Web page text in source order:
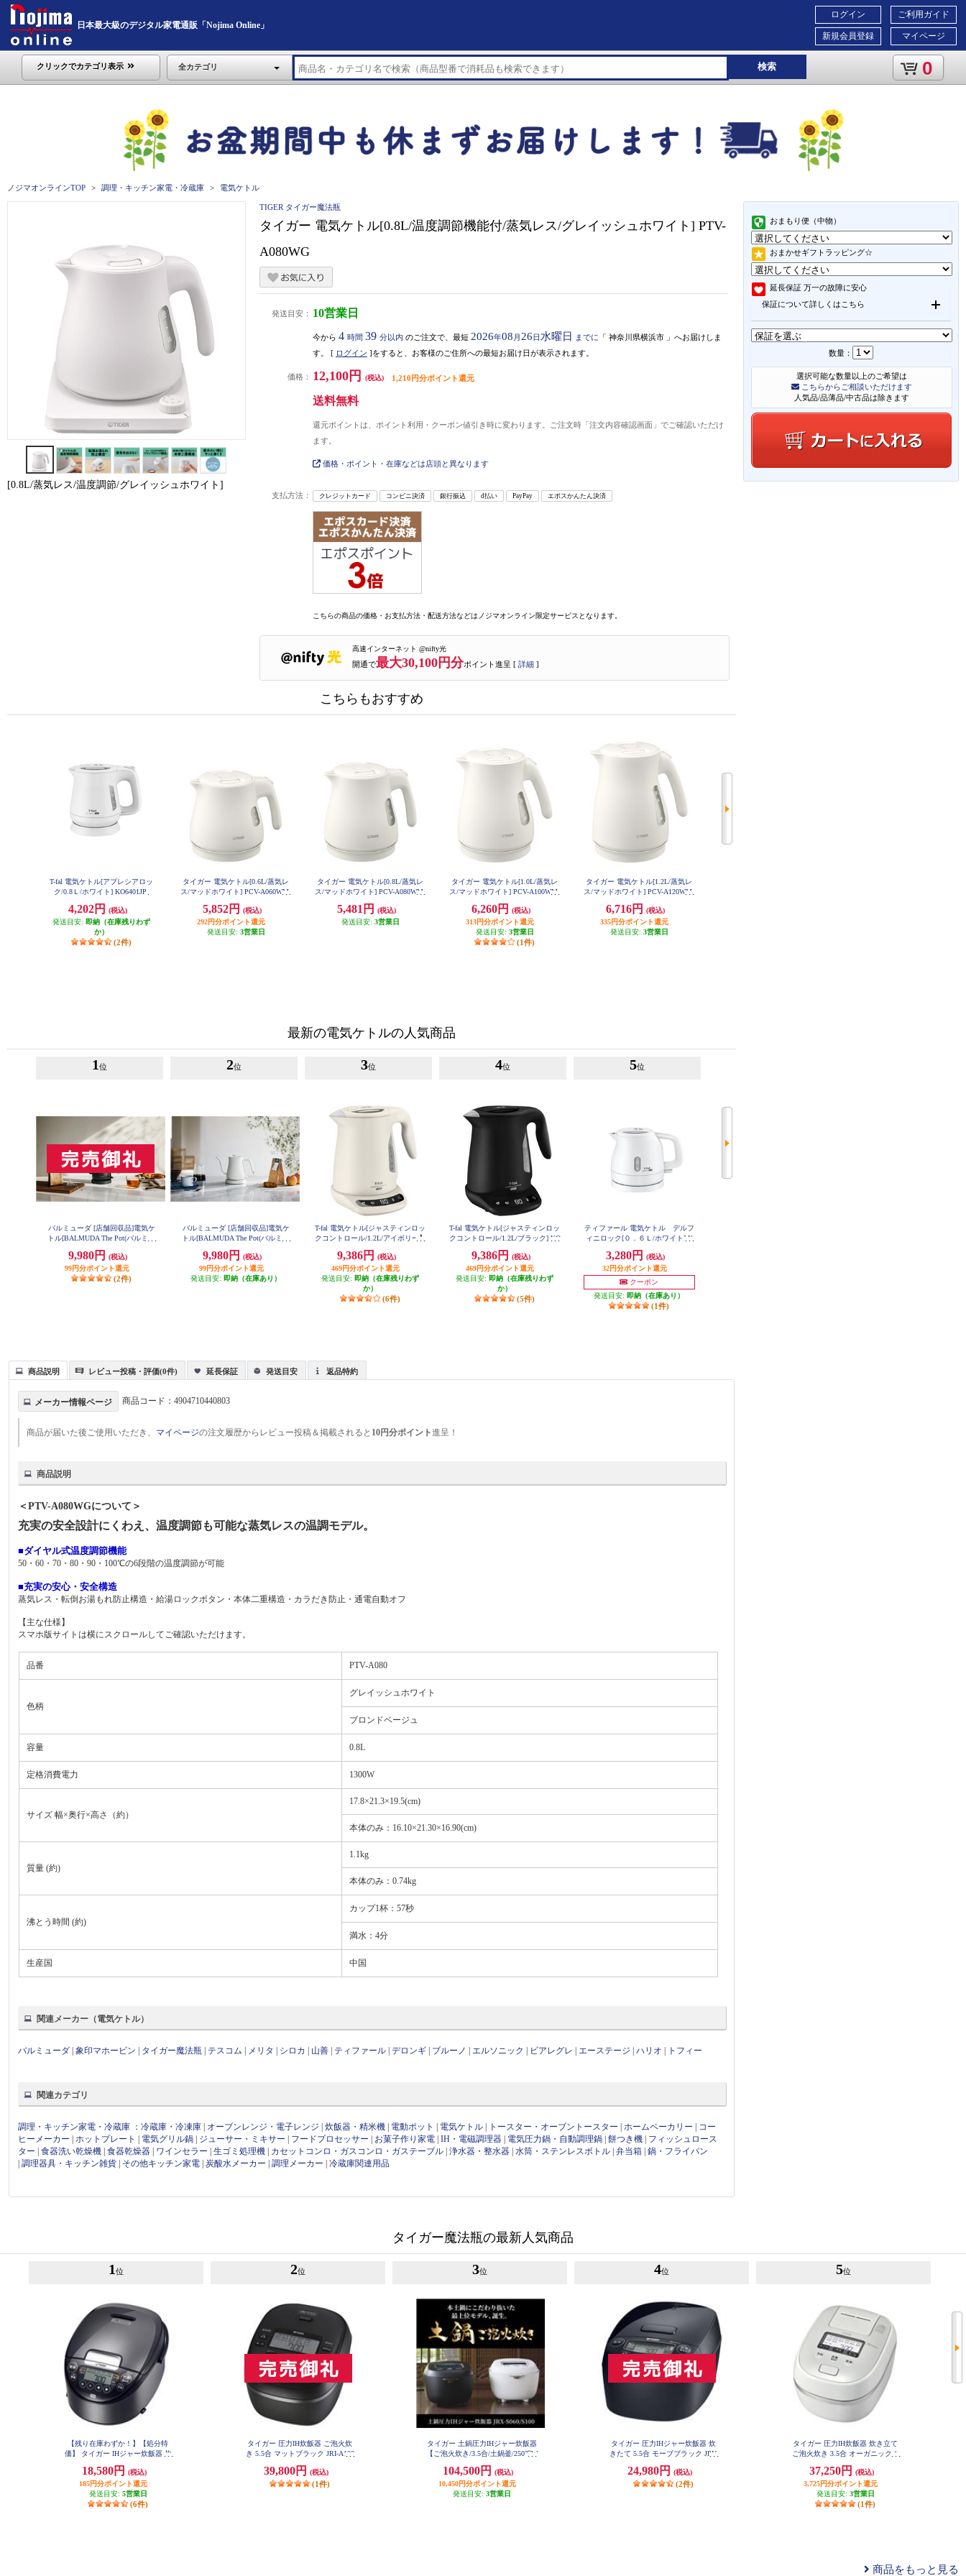
日本最大級のデジタル家電通販「Nojima Online」
ご利用ガイド
マイページ
ログイン
新規会員登録
クリックでカテゴリ表示 全カテゴリ 検索 0
ノジマオンラインTOP 調理・キッチン家電・冷蔵庫 電気ケトル
おまもり便（中物）
おまかせギフトラッピング☆
延長保証 万一の故障に安心
保証について詳しくはこちら
数量：
選択可能な数量以上のご希望は
こちらからご相談いただけます
人気品/品薄品/中古品は除きます
[0.8L/蒸気レス/温度調節/グレイッシュホワイト]
TIGER タイガー魔法瓶
タイガー 電気ケトル[0.8L/温度調節機能付/蒸気レス/グレイッシュホワイト] PTV-
A080WG
発送目安： 10営業日
今から 4 時間 39 分以内 のご注文で、最短 2026年08 月 26日 水曜日 までに 「 神奈川県横浜市 」 へお届けしま
す。 [ ログイン ]をすると、お客様のご住所への最短お届け日が表示されます。
価格： 12,100円 (税込) 1,210円分ポイント還元
送料無料
還元ポイントは、ポイント利用・クーポン値引き時に変わります。ご注文時「注文内容確認画面」でご確認いただけ
ます。
価格・ポイント・在庫などは店頭と異なります
支払方法： クレジットカード コンビニ決済 銀行振込 d払い PayPay エポスかんたん決済
こちらの商品の価格・お支払方法・配送方法などはノジマオンライン限定サービスとなります。
高速インターネット @nifty光
開通で最大30,100円分ポイント進呈 [ 詳細 ]
こちらもおすすめ
T-fal 電気ケトル[アプレシアロッ
ク/0.8Ｌ/ホワイト] KO6401JP
4,202円
(税込)
発送目安: 即納（在庫残りわず
か）
(2件)
タイガー 電気ケトル[0.6L/蒸気レ
ス/マッドホワイト] PCV-A060WM
5,852円
(税込)
292円分ポイント還元
発送目安: 3営業日
タイガー 電気ケトル[0.8L/蒸気レ
ス/マッドホワイト] PCV-A080WM
5,481円
(税込)
発送目安: 3営業日
タイガー 電気ケトル[1.0L/蒸気レ
ス/マッドホワイト] PCV-A100WM
6,260円
(税込)
313円分ポイント還元
発送目安: 3営業日
(1件)
タイガー 電気ケトル[1.2L/蒸気レ
ス/マッドホワイト] PCV-A120WM
6,716円
(税込)
335円分ポイント還元
発送目安: 3営業日
最新の電気ケトルの人気商品
1 位
バルミューダ [店舗回収品]電気ケ
トル[BALMUDA The Pot(バルミュ
K-KPT01JP-BK
9,980円
(税込)
99円分ポイント還元
(2件)
2位
バルミューダ [店舗回収品]電気ケ
トル[BALMUDA The Pot(バルミュ
K-KPT01JP-WH
9,980円
(税込)
99円分ポイント還元
発送目安: 即納（在庫あり）
3位
T-fal 電気ケトル[ジャスティンロッ
クコントロール/1.2L/アイボリー】
9,386円
(税込)
469円分ポイント還元
発送目安: 即納（在庫残りわず
か）
(6件)
4位
T-fal 電気ケトル[ジャスティンロッ
クコントロール/1.2L/ブラック] KO
9,386円
(税込)
469円分ポイント還元
発送目安: 即納（在庫残りわず
か）
(5件)
5位
ティファール 電気ケトル デルフ
ィニロック[０．６Ｌ/ホワイト] K
3,280円
(税込)
32円分ポイント還元
クーポン
発送目安: 即納（在庫あり）
(1件)
商品説明 レビュー投稿・評価(0件) 延長保証 発送目安 返品特約
メーカー情報ページ 商品コード：4904710440803
商品が届いた後ご使用いただき、 マイページの注文履歴からレビュー投稿＆掲載されると 10円分ポイント進呈！
商品説明
＜PTV-A080WGについて＞
充実の安全設計にくわえ、温度調節も可能な蒸気レスの温調モデル。
■ダイヤル式温度調節機能
50・60・70・80・90・100℃の6段階の温度調節が可能
■充実の安心・安全構造
蒸気レス・転倒お湯もれ防止構造・給湯ロックボタン・本体二重構造・カラだき防止・通電自動オフ
【主な仕様】
スマホ版サイトは横にスクロールしてご確認いただけます。
品番 PTV-A080
色柄
グレイッシュホワイト
ブロンドベージュ
容量 0.8L
定格消費電力 1300W
サイズ 幅×奥行×高さ（約）
17.8×21.3×19.5(cm)
本体のみ：16.10×21.30×16.90(cm)
質量 (約)
1.1kg
本体のみ：0.74kg
沸とう時間 (約)
カップ1杯：57秒
満水：4分
生産国 中国
関連メーカー（電気ケトル）
バルミューダ |象印マホービン タイガー魔法瓶 テスコム メリタ シロカ 山善 ティファール |デロンギ ブルーノ エルソニック ビアレグレ エーステージ |ハリオ トフィー
関連カテゴリ
調理・キッチン家電・冷蔵庫 ：冷蔵庫・冷凍庫 オーブンレンジ・電子レンジ |炊飯器・精米機 電動ポット 電気ケトル トースター・オーブントースター |ホームベーカリー
コー
ヒーメーカー |ホットプレート 電気グリル鍋 ジューサー・ミキサー フードプロセッサー お菓子作り家電 |IH・電磁調理器 電気圧力鍋・自動調理鍋 |餅つき機
フィッシュロース
ター |食器洗い乾燥機 |食器乾燥器 ワインセラー |生ゴミ処理機 カセットコンロ・ガスコンロ・ガステーブル |浄水器・整水器 |水筒・ステンレスボトル |弁当箱 |鍋・フライパン
|調理器具・キッチン雑貨 その他キッチン家電 |炭酸水メーカー |調理メーカー |冷蔵庫関連用品
タイガー魔法瓶の最新人気商品
1 位
【残り在庫わずか！】【処分特
価】 タイガー IHジャー炊飯器 炊
00HD
18,580円
(税込)
185円分ポイント還元
発送目安: 5営業日
(6件)
2位
タイガー 圧力IH炊飯器 ご泡火炊
き 5.5合 マットブラック JRI-A100
39,800円 (税込)
(1件)
3位
タイガー 土鍋圧力IHジャー炊飯器
【ご泡火炊き/3.5合/土鍋釜/250℃W
ブラック】 JRX-S060KS
104,500円
(税込)
10,450円分ポイント還元
発送目安: 3営業日
4位
タイガー 圧力IHジャー炊飯器 炊
きたて 5.5合 モーブブラック JPV-
24,980円 (税込)
(2件)
5位
タイガー 圧力IH炊飯器 炊き立て
ご泡火炊き 3.5合 オーガニックホ
37,250円
(税込)
3,725円分ポイント還元
発送目安: 3営業日
(1件)
商品をもっと見る